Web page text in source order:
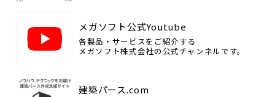
メガソフト公式Youtube
各製品・サービスをご紹介する
メガソフト株式会社の公式チャンネルです。
建築パース.com